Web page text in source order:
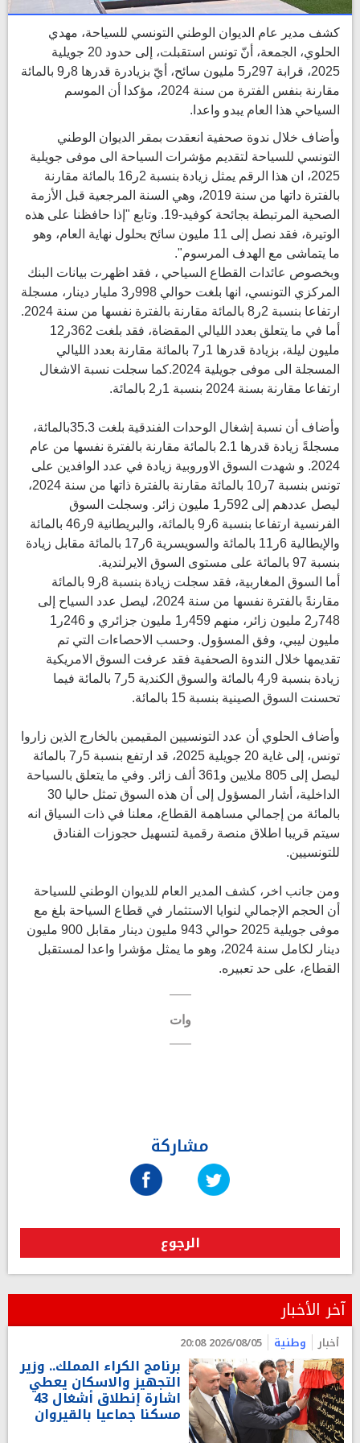
كشف مدير عام الديوان الوطني التونسي للسياحة، مهدي
الحلوي، الجمعة، أنّ تونس استقبلت، إلى حدود 20 جويلية
2025، قرابة 297ر5 مليون سائح، أيّ بزيادرة قدرها 8ر9 بالمائة
مقارنة بنفس الفترة من سنة 2024، مؤكدا أن الموسم
السياحي هذا العام يبدو واعدا.
وأضاف خلال ندوة صحفية انعقدت بمقر الديوان الوطني
التونسي للسياحة لتقديم مؤشرات السياحة الى موفى جويلية
2025، ان هذا الرقم يمثل زيادة بنسبة 2ر16 بالمائة مقارنة
بالفترة داتها من سنة 2019، وهي السنة المرجعية قبل الأزمة
الصحية المرتبطة بجائحة كوفيد-19. وتابع "إذا حافظنا على هذه
الوتيرة، فقد نصل إلى 11 مليون سائح بحلول نهاية العام، وهو
ما يتماشى مع الهدف المرسوم".
وبخصوص عائدات القطاع السياحي ، فقد اظهرت بيانات البنك
المركزي التونسي، انها بلغت حوالي 998ر3 مليار دينار، مسجلة
ارتفاعا بنسبة 2ر8 بالمائة مقارنة بالفترة نفسها من سنة 2024.
أما في ما يتعلق بعدد الليالي المقضاة، فقد بلغت 362ر12
مليون ليلة، بزيادة قدرها 1ر7 بالمائة مقارنة بعدد الليالي
المسجلة الى موفى جويلية 2024.كما سجلت نسبة الاشغال
ارتفاعا مقارنة بسنة 2024 بنسبة 1ر2 بالمائة.
وأضاف أن نسبة إشغال الوحدات الفندقية بلغت 35.3بالمائة،
مسجلةً زيادة قدرها 2.1 بالمائة مقارنة بالفترة نفسها من عام
2024. و شهدت السوق الاوروبية زيادة في عدد الوافدين على
تونس بنسبة 7ر10 بالمائة مقارنة بالفترة ذاتها من سنة 2024،
ليصل عددهم إلى 592ر1 مليون زائر. وسجلت السوق
الفرنسية ارتفاعا بنسبة 6ر9 بالمائة، والبريطانية 9ر46 بالمائة
والإيطالية 6ر11 بالمائة والسويسرية 6ر17 بالمائة مقابل زيادة
بنسبة 97 بالمائة على مستوى السوق الايرلندية.
أما السوق المغاربية، فقد سجلت زيادة بنسبة 8ر9 بالمائة
مقارنةً بالفترة نفسها من سنة 2024، ليصل عدد السياح إلى
748ر2 مليون زائر، منهم 459ر1 مليون جزائري و 246ر1
مليون ليبي، وفق المسؤول. وحسب الاحصاءات التي تم
تقديمها خلال الندوة الصحفية فقد عرفت السوق الامريكية
زيادة بنسبة 9ر4 بالمائة والسوق الكندية 5ر7 بالمائة فيما
تحسنت السوق الصينية بنسبة 15 بالمائة.
وأضاف الحلوي أن عدد التونسيين المقيمين بالخارج الذين زاروا
تونس، إلى غاية 20 جويلية 2025، قد ارتفع بنسبة 5ر7 بالمائة
ليصل إلى 805 ملايين و361 ألف زائر. وفي ما يتعلق بالسياحة
الداخلية، أشار المسؤول إلى أن هذه السوق تمثل حاليا 30
بالمائة من إجمالي مساهمة القطاع، معلنا في ذات السياق انه
سيتم قريبا اطلاق منصة رقمية لتسهيل حجوزات الفنادق
للتونسيين.
ومن جانب اخر، كشف المدير العام للديوان الوطني للسياحة
أن الحجم الإجمالي لنوايا الاستثمار في قطاع السياحة بلغ مع
موفى جويلية 2025 حوالي 943 مليون دينار مقابل 900 مليون
دينار لكامل سنة 2024، وهو ما يمثل مؤشرا واعدا لمستقبل
القطاع، على حد تعبيره.
وات
مشاركة
الرجوع
آخر الأخبار
أخبار وطنية 2026/08/05 20:08
برنامج الكراء المملك.. وزير
التجهيز والاسكان يعطي
اشارة إنطلاق أشغال 43
مسكنا جماعيا بالقيروان